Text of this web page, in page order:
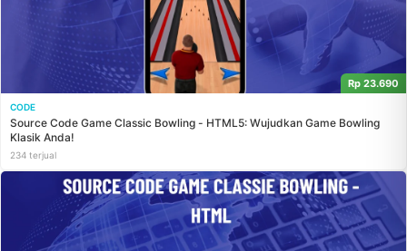
Rp 23.690
CODE
Source Code Game Classic Bowling - HTML5: Wujudkan Game Bowling
Klasik Anda!
234 terjual